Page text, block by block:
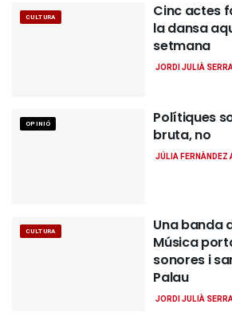
CULTURA
Cinc actes
la dansa
setmana
JORDI JULIÀ
OPINIÓ
Polítiques
bruta, no
JÚLIA FERNÀNDEZ
CULTURA
Una banda
Música
sonores i
Palau
JORDI JULIÀ